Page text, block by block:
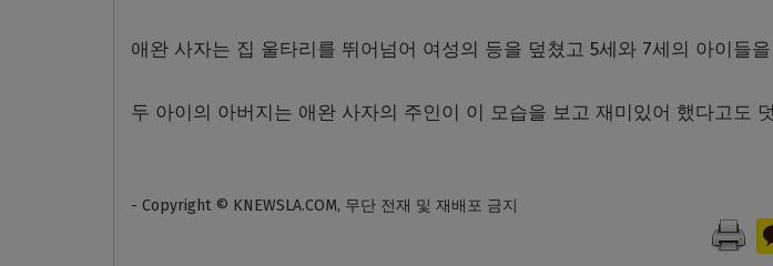
애완 사자는 집 울타리를 뛰어넘어 여성의 등을 덮쳤고 5세와 7세의 아이들
두 아이의 아버지는 애완 사자의 주인이 이 모습을 보고 재미있어 했다고도
- Copyright © KNEWSLA.COM, 무단 전재 및 재배포 금지